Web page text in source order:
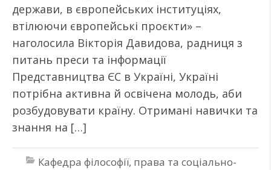
держави, в європейських інституціях,
втілюючи європейські проєкти» –
наголосила Вікторія Давидова, радниця з
питань преси та інформації
Представництва ЄС в Україні, Україні
потрібна активна й освічена молодь, аби
розбудовувати країну. Отримані навички та
знання на […]
Кафедра філософії, права та соціально-